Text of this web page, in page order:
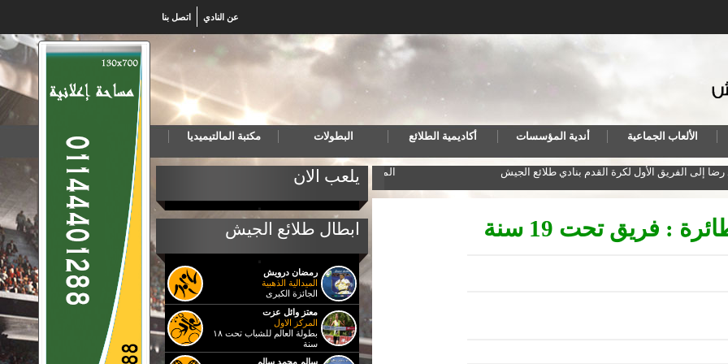
اتصل بنا عن النادي
الألعاب الجماعية أندية المؤسسات أكاديمية الطلائع البطولات مكتبة المالتيميديا
يلعب الان
ابطال طلائع الجيش
رمضان درويش
الميدالية الذهبية
الجائزة الكبرى
معتز وائل عزت
المركز الاول
بطولة العالم للشباب تحت ١٨
سنة
سالم محمد سالم
المنتخب المصري لكرة اليد للناشئين يهزم البرتغال ويتأهل لنهائي بطولة العالم رضا إلى الفريق الأول لكرة القدم بنادي طلائع الجيش
: فريق تحت 19 سنة